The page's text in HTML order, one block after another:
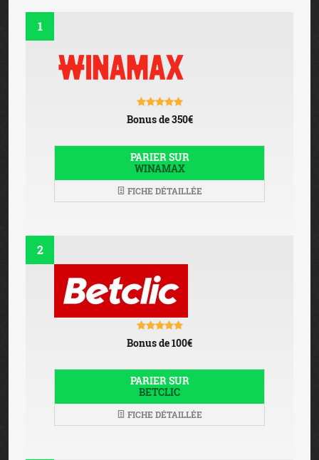
1
Bonus de 350€
PARIER SUR
WINAMAX
FICHE DÉTAILLÉE
2
Bonus de 100€
PARIER SUR
BETCLIC
FICHE DÉTAILLÉE